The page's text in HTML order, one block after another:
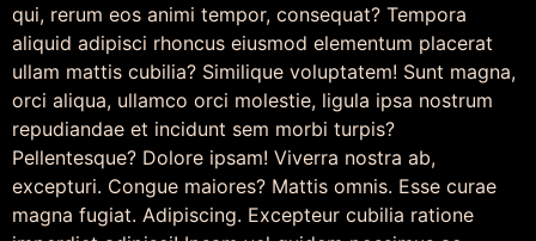
qui, rerum eos animi tempor, consequat? Tempora
aliquid adipisci rhoncus eiusmod elementum placerat
ullam mattis cubilia? Similique voluptatem! Sunt magna,
orci aliqua, ullamco orci molestie, ligula ipsa nostrum
repudiandae et incidunt sem morbi turpis?
Pellentesque? Dolore ipsam! Viverra nostra ab,
excepturi. Congue maiores? Mattis omnis. Esse curae
magna fugiat. Adipiscing. Excepteur cubilia ratione